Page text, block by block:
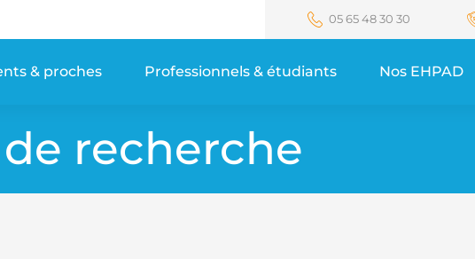
& proches Professionnels & étudiants Nos EHPAD
05 65 48 30 30
recherche